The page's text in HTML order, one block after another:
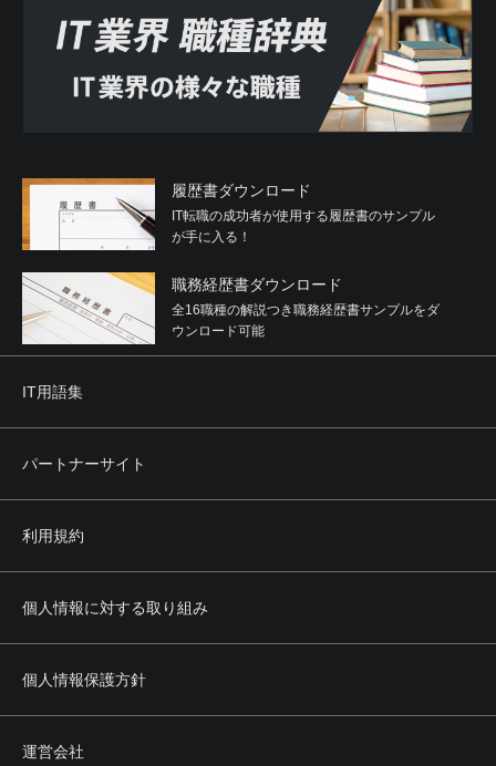
履歴書ダウンロード
IT転職の成功者が使用する履歴書のサンプル
が手に入る！
職務経歴書ダウンロード
全16職種の解説つき職務経歴書サンプルをダ
ウンロード可能
IT用語集
パートナーサイト
利用規約
個人情報に対する取り組み
個人情報保護方針
運営会社